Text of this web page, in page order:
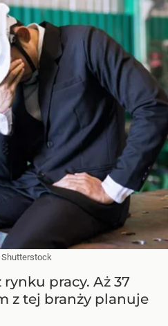
Shutterstock
pracy. Aż 37
z tej branży planuje